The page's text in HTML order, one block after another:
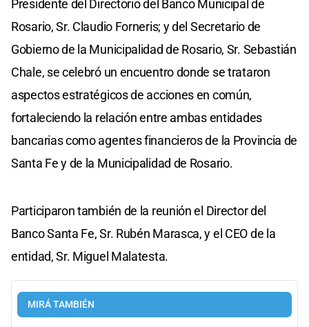
Presidente del Directorio del Banco Municipal de
Rosario, Sr. Claudio Forneris; y del Secretario de
Gobierno de la Municipalidad de Rosario, Sr. Sebastián
Chale, se celebró un encuentro donde se trataron
aspectos estratégicos de acciones en común,
fortaleciendo la relación entre ambas entidades
bancarias como agentes financieros de la Provincia de
Santa Fe y de la Municipalidad de Rosario.
Participaron también de la reunión el Director del
Banco Santa Fe, Sr. Rubén Marasca, y el CEO de la
entidad, Sr. Miguel Malatesta.
MIRÁ TAMBIÉN